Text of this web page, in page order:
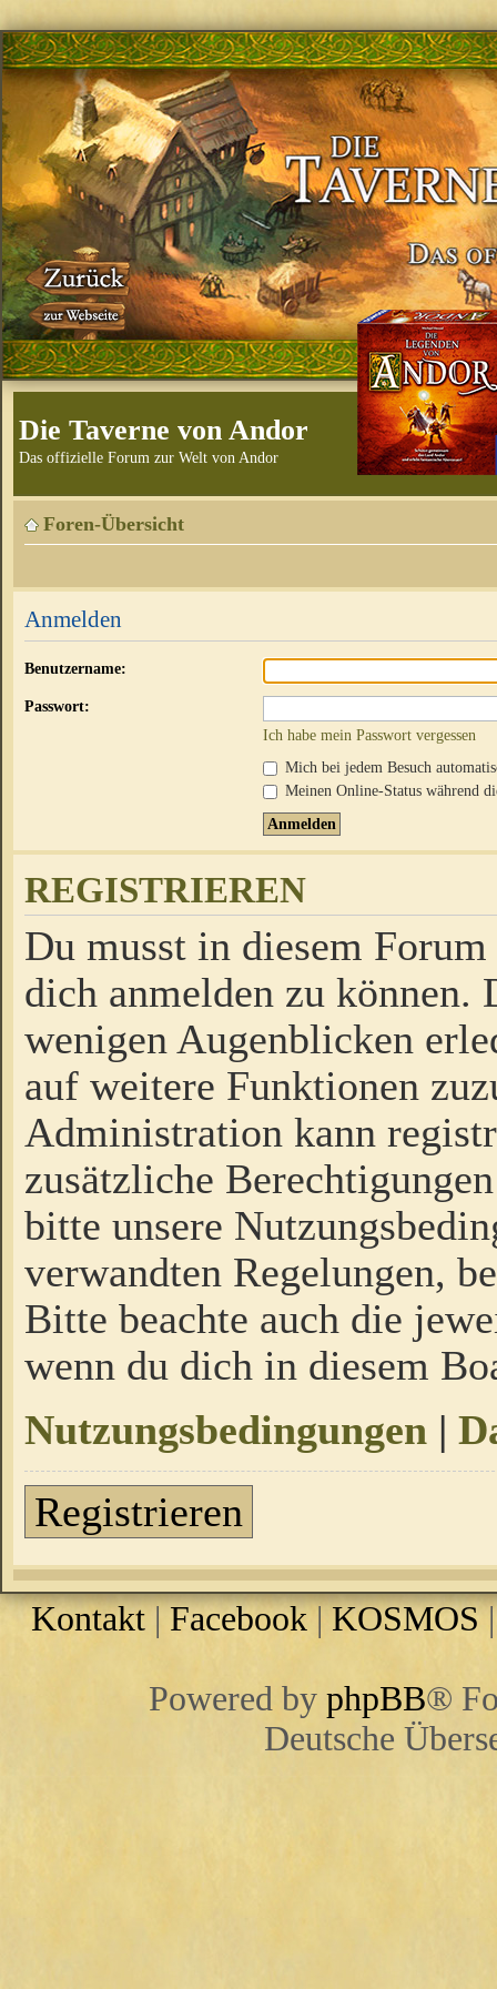
Die Taverne von Andor
Das offizielle Forum zur Welt von Andor
Foren-Übersicht
Anmelden
Benutzername:
Passwort:
Ich habe mein Passwort vergessen
Mich bei jedem Besuch
Meinen Online-Status während
REGISTRIEREN
Du musst in diesem
dich anmelden zu
wenigen Augenblicken
auf weitere Funktionen
Administration kann
zusätzliche
bitte unsere
verwandten Regelungen,
Bitte beachte auch die
wenn du dich in diesem
Nutzungsbedingungen |
Registrieren
Kontakt | Facebook |KOSMOS
Powered by phpBB®
Deutsche